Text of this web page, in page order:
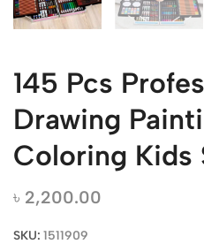
145 Pcs
Drawing
Coloring Kids
৳ 2,200.00
SKU: 1511909